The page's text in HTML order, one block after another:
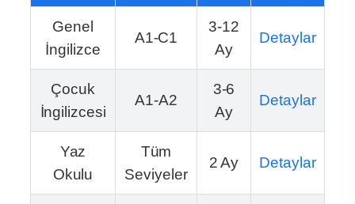
Genel
İngilizce
A1-C1
3-12
Ay
Detaylar
Çocuk
İngilizcesi
A1-A2
3-6
Ay
Detaylar
Yaz
Okulu
Tüm
Seviyeler
2 Ay Detaylar